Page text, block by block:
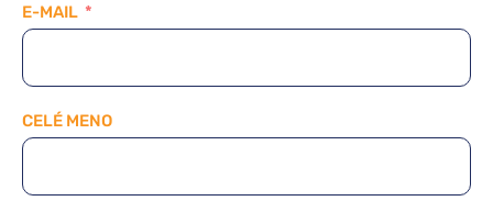
E-MAIL
CELÉ MENO